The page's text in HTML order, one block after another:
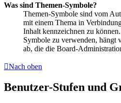
Was sind Themen-Symbole?
Themen-Symbole sind vom
mit einem Thema in
Inhalt kennzeichnen zu
Symbole zu verwenden, hängt
ab, die die Board-
Nach oben
Benutzer-Stufen und